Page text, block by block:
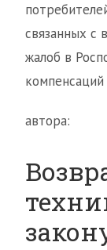
связанных с
жалоб в
компенсаций
автора: